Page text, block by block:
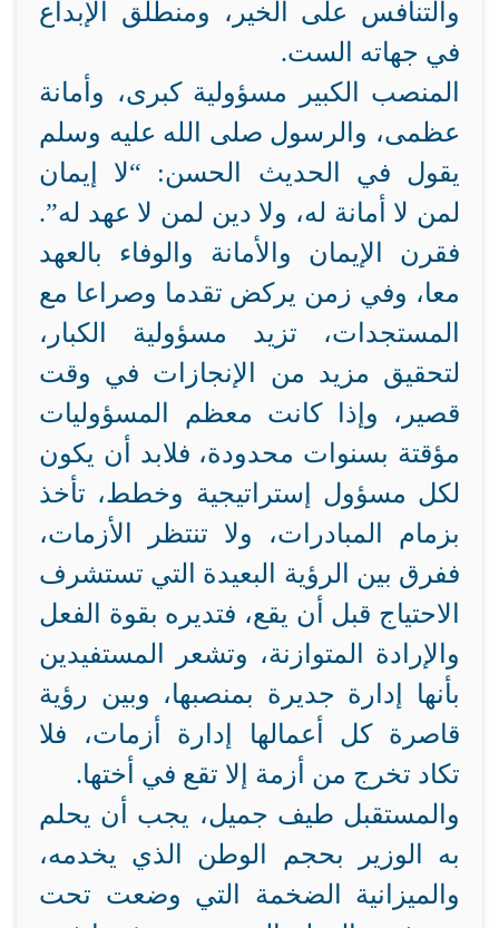
والتنافس على الخير، ومنطلق الإبداع
في جهاته الست.
المنصب الكبير مسؤولية كبرى، وأمانة
عظمى، والرسول صلى الله عليه وسلم
يقول في الحديث الحسن: “لا إيمان
لمن لا أمانة له، ولا دين لمن لا عهد له”.
فقرن الإيمان والأمانة والوفاء بالعهد
معا، وفي زمن يركض تقدما وصراعا مع
المستجدات، تزيد مسؤولية الكبار،
لتحقيق مزيد من الإنجازات في وقت
قصير، وإذا كانت معظم المسؤوليات
مؤقتة بسنوات محدودة، فلابد أن يكون
لكل مسؤول إستراتيجية وخطط، تأخذ
بزمام المبادرات، ولا تنتظر الأزمات،
ففرق بين الرؤية البعيدة التي تستشرف
الاحتياج قبل أن يقع، فتديره بقوة الفعل
والإرادة المتوازنة، وتشعر المستفيدين
بأنها إدارة جديرة بمنصبها، وبين رؤية
قاصرة كل أعمالها إدارة أزمات، فلا
تكاد تخرج من أزمة إلا تقع في أختها.
والمستقبل طيف جميل، يجب أن يحلم
به الوزير بحجم الوطن الذي يخدمه،
والميزانية الضخمة التي وضعت تحت